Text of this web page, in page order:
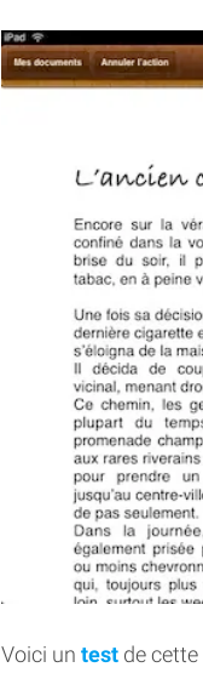
Voici un test de